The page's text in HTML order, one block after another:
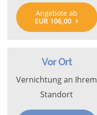
Angebote ab
EUR 106,00
Vor Ort
Vernichtung an Ihrem
Standort